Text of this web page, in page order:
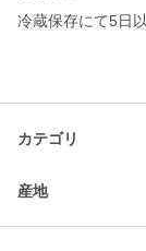
冷蔵保存にて5日
カテゴリ
産地